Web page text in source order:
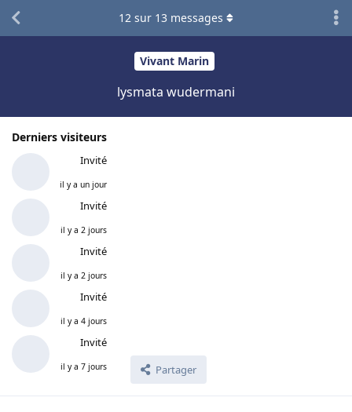
Vivant Marin
lysmata wudermani
Derniers visiteurs
Invité
il y a un jour
Invité
il y a 2 jours
Invité
il y a 2 jours
Invité
il y a 4 jours
Invité
il y a 7 jours Partager
12 sur 13 messages